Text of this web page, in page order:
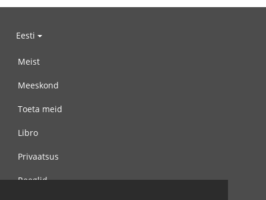
Eesti
Meist
Meeskond
Toeta meid
Libro
Privaatsus
Reeglid